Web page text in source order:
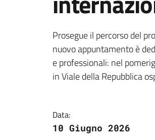
Dettagli
Prosegue il percorso del
nuovo appuntamento è
e professionali: nel
in Viale della Repubblica
Data:
10 Giugno 2026